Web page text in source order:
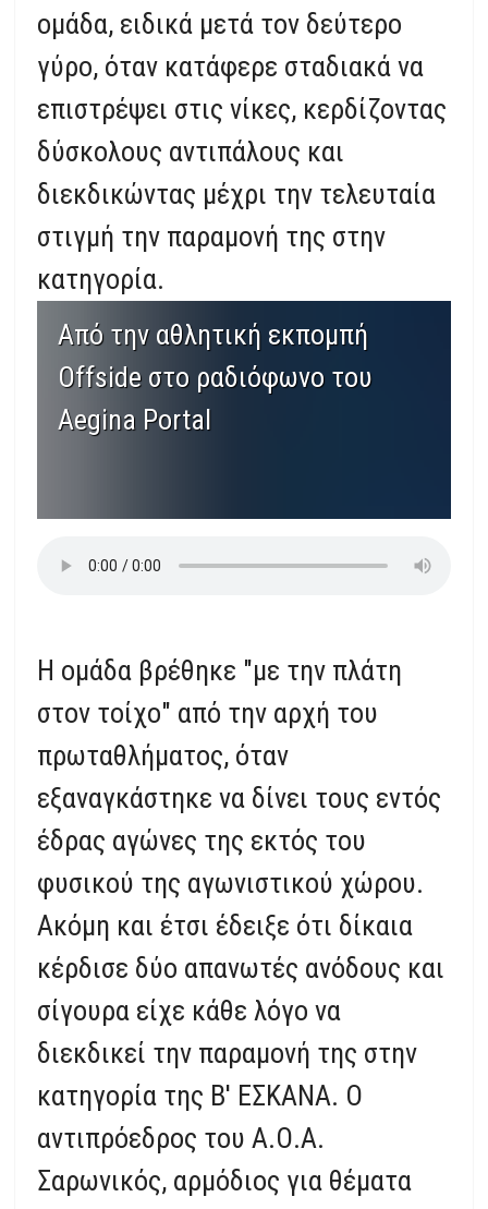
ομάδα, ειδικά μετά τον δεύτερο
γύρο, όταν κατάφερε σταδιακά να
επιστρέψει στις νίκες, κερδίζοντας
δύσκολους αντιπάλους και
διεκδικώντας μέχρι την τελευταία
στιγμή την παραμονή της στην
κατηγορία.
Από την αθλητική εκπομπή
Offside στο ραδιόφωνο του
Aegina Portal
Η ομάδα βρέθηκε "με την πλάτη
στον τοίχο" από την αρχή του
πρωταθλήματος, όταν
εξαναγκάστηκε να δίνει τους εντός
έδρας αγώνες της εκτός του
φυσικού της αγωνιστικού χώρου.
Ακόμη και έτσι έδειξε ότι δίκαια
κέρδισε δύο απανωτές ανόδους και
σίγουρα είχε κάθε λόγο να
διεκδικεί την παραμονή της στην
κατηγορία της Β' ΕΣΚΑΝΑ. Ο
αντιπρόεδρος του Α.Ο.Α.
Σαρωνικός, αρμόδιος για θέματα